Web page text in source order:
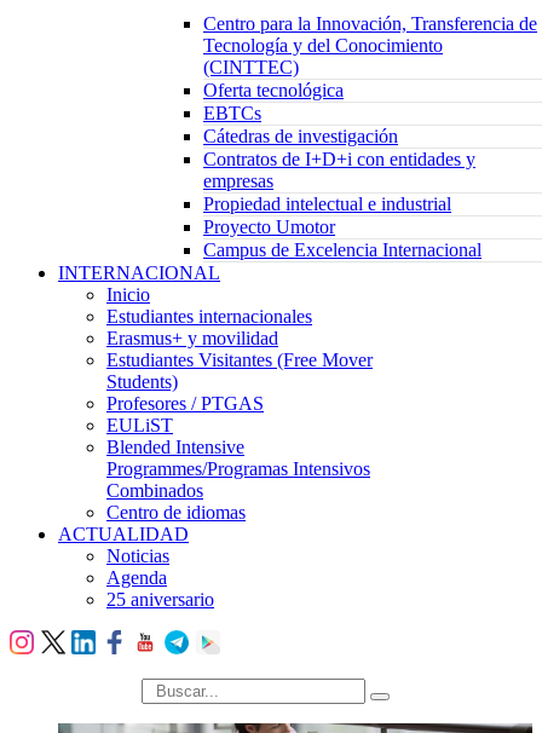
Centro para la Innovación, Transferencia de
Tecnología y del Conocimiento
(CINTTEC)
Oferta tecnológica
EBTCs
Cátedras de investigación
Contratos de I+D+i con entidades y
empresas
Propiedad intelectual e industrial
Proyecto Umotor
Campus de Excelencia Internacional
INTERNACIONAL
Inicio
Estudiantes internacionales
Erasmus+ y movilidad
Estudiantes Visitantes (Free Mover
Students)
Profesores / PTGAS
EULiST
Blended Intensive
Programmes/Programas Intensivos
Combinados
Centro de idiomas
ACTUALIDAD
Noticias
Agenda
25 aniversario
búsqueda